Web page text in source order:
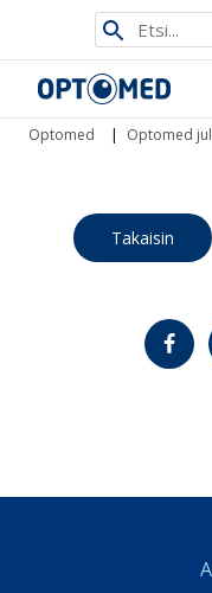
Etsi
sivustolta
Optomed
Optomed | Optomed
Takaisin
Jaa